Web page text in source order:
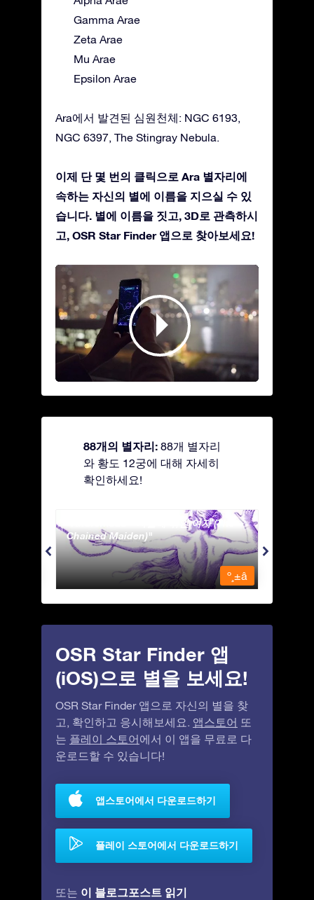
Gamma Arae
Zeta Arae
Mu Arae
Epsilon Arae
Ara에서 발견된 심원천체: NGC 6193,
NGC 6397, The Stingray Nebula.
이제 단 몇 번의 클릭으로 Ara 별자리에
속하는 자신의 별에 이름을 지으실 수 있
습니다. 별에 이름을 짓고, 3D로 관측하시
고, OSR Star Finder 앱으로 찾아보세요!
88개의 별자리: 88개 별자리
와 황도 12궁에 대해 자세히
확인하세요!
Andromeda - 사슬에 묶인 여자 (The
Chained Maiden)
º¸±â
OSR Star Finder 앱
(iOS)으로 별을 보세요!
OSR Star Finder 앱으로 자신의 별을 찾
고, 확인하고 응시해보세요. 앱스토어 또
는 플레이 스토어에서 이 앱을 무료로 다
운로드할 수 있습니다!
앱스토어에서 다운로드하기
플레이 스토어에서 다운로드하기
또는 이 블로그포스트 읽기